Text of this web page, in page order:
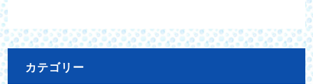
カテゴリー